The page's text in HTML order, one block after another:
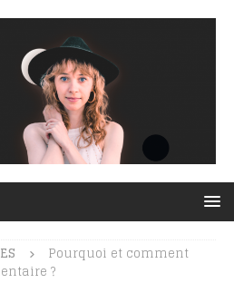
Pourquoi et comment
?